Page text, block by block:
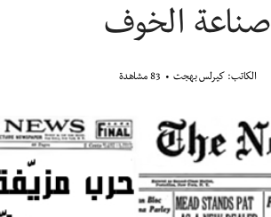
صناعة الخوف
الكاتب: كيرلس بهجت 83 مشاهدة